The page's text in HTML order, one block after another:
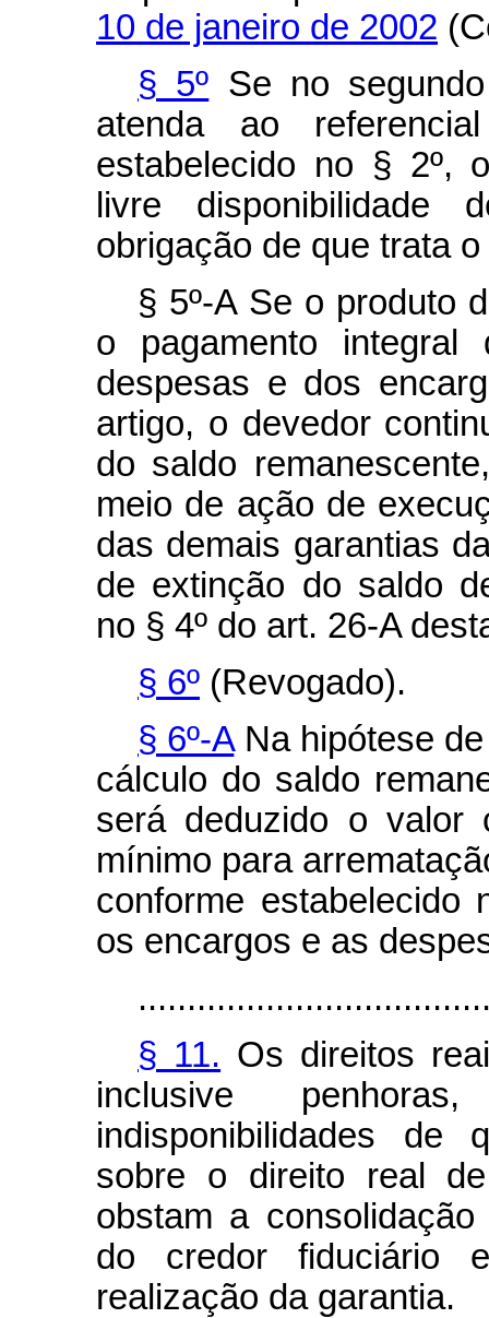
10 de janeiro de 2002
§ 5º Se no
atenda ao
estabelecido no § 2º,
livre
obrigação de que trata
§ 5º-A Se o produto
o pagamento
despesas e dos
artigo, o devedor
do saldo
meio de ação de
das demais garantias
de extinção do saldo
no § 4º do art. 26-A
§ 6º (Revogado).
§ 6º-ANa hipótese de
cálculo do saldo
será deduzido o valor
mínimo para
conforme estabelecido
os encargos e as
§ 11. Os direitos
inclusive
indisponibilidades de
sobre o direito real
obstam a
do credor fiduciário
realização da garantia.